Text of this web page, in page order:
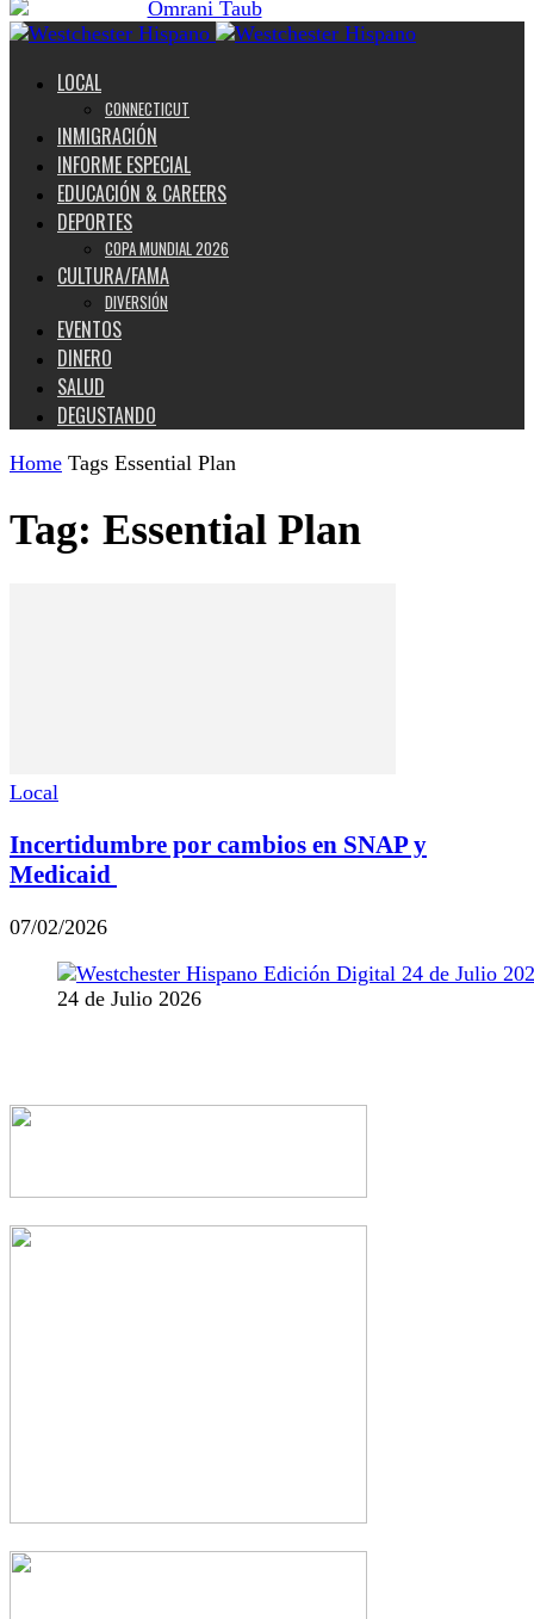
LOCAL
CONNECTICUT
INMIGRACIÓN
INFORME ESPECIAL
EDUCACIÓN & CAREERS
DEPORTES
COPA MUNDIAL 2026
CULTURA/FAMA
DIVERSIÓN
EVENTOS
DINERO
SALUD
DEGUSTANDO
Home Tags Essential Plan
Tag: Essential Plan
Local
Incertidumbre por cambios en SNAP y
Medicaid
07/02/2026
24 de Julio 2026